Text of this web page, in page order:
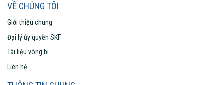
VỀ CHÚNG TÔI
Giới thiệu chung
Đại lý ủy quyền SKF
Tài liệu vòng bi
Liên hệ